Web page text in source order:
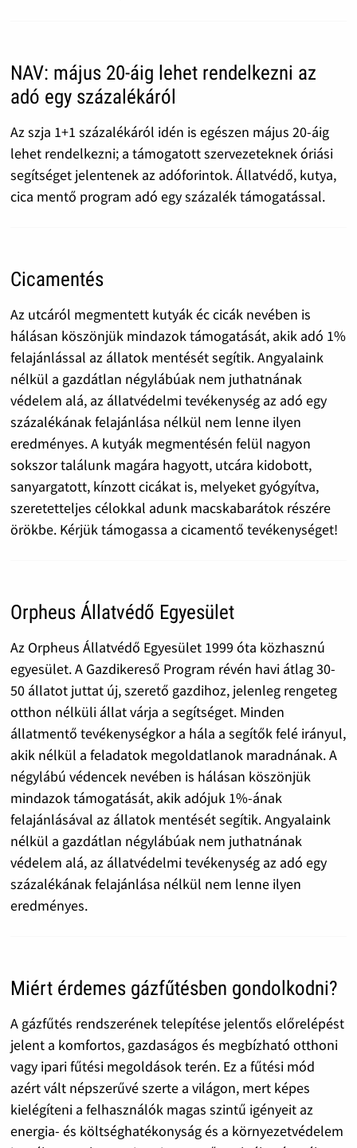
NAV: május 20-áig lehet rendelkezni az
adó egy százalékáról
Az szja 1+1 százalékáról idén is egészen május 20-áig
lehet rendelkezni; a támogatott szervezeteknek óriási
segítséget jelentenek az adóforintok. Állatvédő, kutya,
cica mentő program adó egy százalék támogatással.
Cicamentés
Az utcáról megmentett kutyák éc cicák nevében is
hálásan köszönjük mindazok támogatását, akik adó 1%
felajánlással az állatok mentését segítik. Angyalaink
nélkül a gazdátlan négylábúak nem juthatnának
védelem alá, az állatvédelmi tevékenység az adó egy
százalékának felajánlása nélkül nem lenne ilyen
eredményes. A kutyák megmentésén felül nagyon
sokszor találunk magára hagyott, utcára kidobott,
sanyargatott, kínzott cicákat is, melyeket gyógyítva,
szeretetteljes célokkal adunk macskabarátok részére
örökbe. Kérjük támogassa a cicamentő tevékenységet!
Orpheus Állatvédő Egyesület
Az Orpheus Állatvédő Egyesület 1999 óta közhasznú
egyesület. A Gazdikereső Program révén havi átlag 30-
50 állatot juttat új, szerető gazdihoz, jelenleg rengeteg
otthon nélküli állat várja a segítséget. Minden
állatmentő tevékenységkor a hála a segítők felé irányul,
akik nélkül a feladatok megoldatlanok maradnának. A
négylábú védencek nevében is hálásan köszönjük
mindazok támogatását, akik adójuk 1%-ának
felajánlásával az állatok mentését segítik. Angyalaink
nélkül a gazdátlan négylábúak nem juthatnának
védelem alá, az állatvédelmi tevékenység az adó egy
százalékának felajánlása nélkül nem lenne ilyen
eredményes.
Miért érdemes gázfűtésben gondolkodni?
A gázfűtés rendszerének telepítése jelentős előrelépést
jelent a komfortos, gazdaságos és megbízható otthoni
vagy ipari fűtési megoldások terén. Ez a fűtési mód
azért vált népszerűvé szerte a világon, mert képes
kielégíteni a felhasználók magas szintű igényeit az
energia- és költséghatékonyság és a környezetvédelem